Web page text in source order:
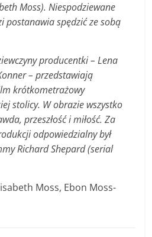
Moss). Niespodziewane
postanawia spędzić ze sobą
producentki – Lena
– przedstawiają
krótkometrażowy
stolicy. W obrazie wszystko
przeszłość i miłość. Za
odpowiedzialny był
Richard Shepard (serial
Moss, Ebon Moss-